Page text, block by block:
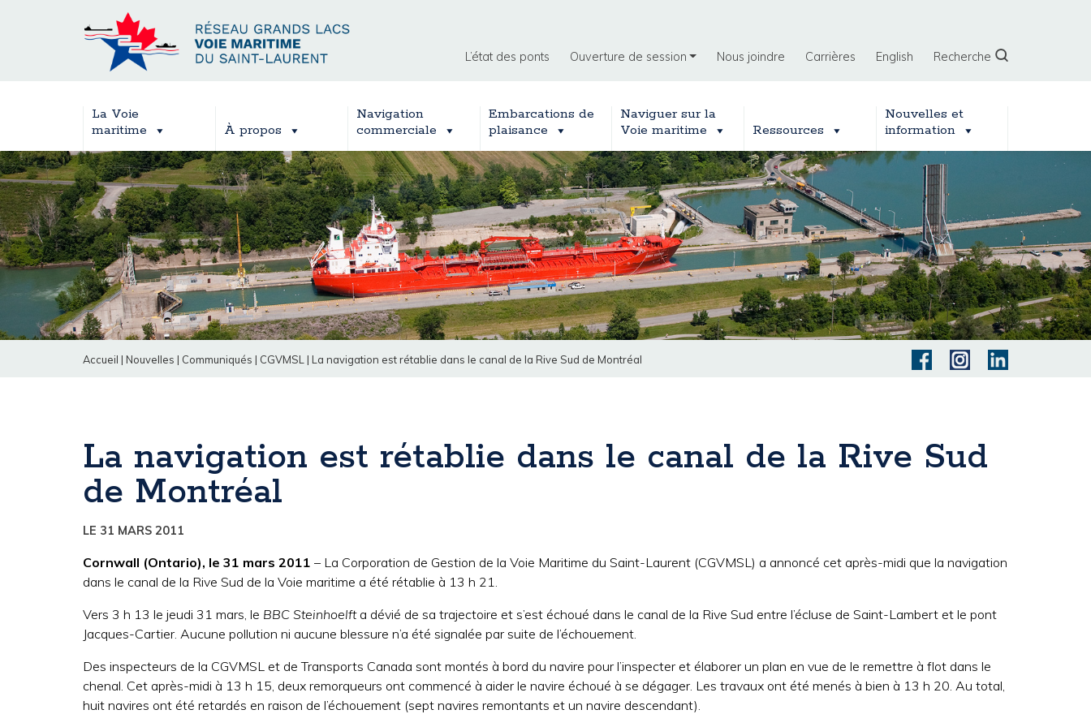
L’état des ponts Ouverture de session Nous joindre Carrières English Recherche
La Voie
maritime
À propos
Navigation
commerciale
Embarcations de
plaisance
Naviguer sur la
Voie maritime
Ressources
Nouvelles et
information
Accueil | Nouvelles | Communiqués | CGVMSL | La navigation est rétablie dans le canal de la Rive Sud de Montréal
La navigation est rétablie dans le canal de la Rive Sud
de Montréal
LE 31 MARS 2011
Cornwall (Ontario), le 31 mars 2011 – La Corporation de Gestion de la Voie Maritime du Saint-Laurent (CGVMSL) a annoncé cet après-midi que la navigation
dans le canal de la Rive Sud de la Voie maritime a été rétablie à 13 h 21.
Vers 3 h 13 le jeudi 31 mars, le BBC Steinhoelfta dévié de sa trajectoire et s’est échoué dans le canal de la Rive Sud entre l’écluse de Saint-Lambert et le pont
Jacques-Cartier. Aucune pollution ni aucune blessure n’a été signalée par suite de l’échouement.
Des inspecteurs de la CGVMSL et de Transports Canada sont montés à bord du navire pour l’inspecter et élaborer un plan en vue de le remettre à flot dans le
chenal. Cet après-midi à 13 h 15, deux remorqueurs ont commencé à aider le navire échoué à se dégager. Les travaux ont été menés à bien à 13 h 20. Au total,
huit navires ont été retardés en raison de l’échouement (sept navires remontants et un navire descendant).